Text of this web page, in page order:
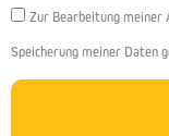
DSGVOZur Bearbeitung meiner
Speicherung meiner Daten